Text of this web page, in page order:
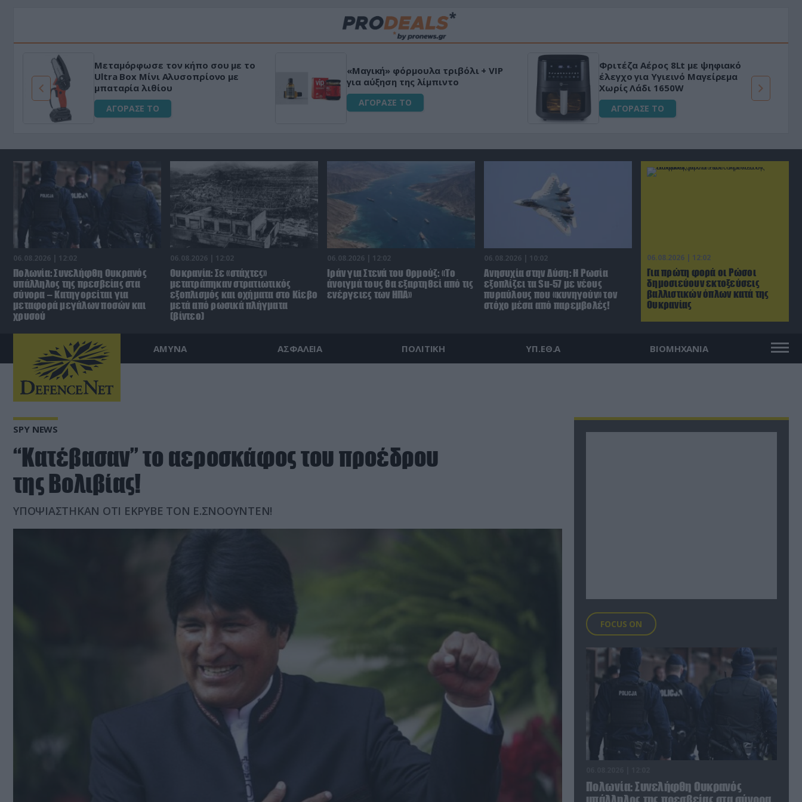
Μεταμόρφωσε τον κήπο σου με το
Ultra Box Μίνι Αλυσοπρίονο με
μπαταρία λιθίου
ΑΓΟΡΑΣΕ ΤΟ
«Μαγική» φόρμουλα τριβόλι + VIP
για αύξηση της λίμπιντο
ΑΓΟΡΑΣΕ ΤΟ
Φριτέζα Αέρος 8Lt με ψηφιακό
έλεγχο για Υγιεινό Μαγείρεμα
Χωρίς Λάδι 1650W
ΑΓΟΡΑΣΕ ΤΟ
06.08.2026 | 12:02
Για πρώτη φορά οι Ρώσοι
δημοσιεύουν εκτοξεύσεις
βαλλιστικών όπλων κατά της
Ουκρανίας
06.08.2026 | 12:02
Πολωνία: Συνελήφθη Ουκρανός
υπάλληλος της πρεσβείας στα
σύνορα – Κατηγορείται για
μεταφορά μεγάλων ποσών και
χρυσού
06.08.2026 | 12:02
Ουκρανία: Σε «στάχτες»
μετατράπηκαν στρατιωτικός
εξοπλισμός και οχήματα στο Κίεβο
μετά από ρωσικά πλήγματα
(βίντεο)
06.08.2026 | 12:02
Ιράν για Στενά του Ορμούζ: «Το
άνοιγμά τους θα εξαρτηθεί από τις
ενέργειες των ΗΠΑ»
06.08.2026 | 10:02
Ανησυχία στην Δύση: H Ρωσία
εξοπλίζει τα Su-57 με νέους
πυραύλους που «κυνηγούν» τον
στόχο μέσα από παρεμβολές!
ΑΜΥΝΑ ΑΣΦΑΛΕΙΑ ΠΟΛΙΤΙΚΗ ΥΠ.ΕΘ.Α ΒΙΟΜΗΧΑΝΙΑ
SPY NEWS
“Κατέβασαν” το αεροσκάφος του προέδρου
της Βολιβίας!
ΥΠΟΨΙΑΣΤΗΚΑΝ ΟΤΙ ΕΚΡΥΒΕ ΤΟΝ Ε.ΣΝΟΟΥΝΤΕΝ!
FOCUS ON
Πολωνία: Συνελήφθη Ουκρανός